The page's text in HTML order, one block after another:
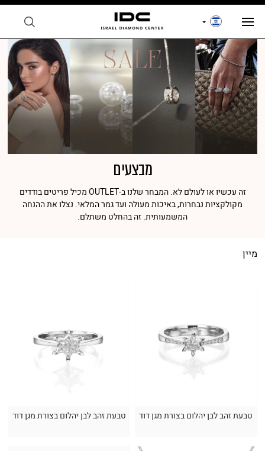
מבצעים
זה עכשיו או לעולם לא. המבחר שלנו ב-OUTLET מכיל פריטים בודדים
מקולקציות נבחרות, באיכות מעולה ועד גמר המלאי. נצלו את ההנחה
המשמעותית. זה בהחלט משתלם.
מיין
טבעת זהב לבן יהלום בצורת מגן דוד טבעת זהב לבן יהלום בצורת מגן דוד